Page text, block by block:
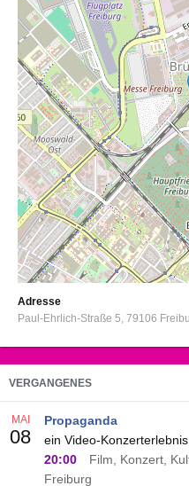
Adresse
Paul-Ehrlich-Straße 5 79106
VERGANGENES
Propaganda
ein Video-Konzerterlebnis
20:00
Film, Konzert,
Freiburg
MAI
08